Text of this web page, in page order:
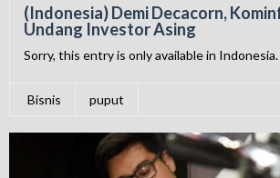
(Indonesia) Demi Decacorn,
Undang Investor Asing
Sorry, this entry is only available in Indonesia.
Bisnis puput